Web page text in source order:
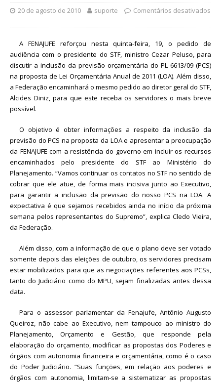
20 de agosto de 2010 suporte Comentários desativados
A FENAJUFE reforçou nesta quinta-feira, 19, o pedido de
audiência com o presidente do STF, ministro Cezar Peluso, para
discutir a inclusão da previsão orçamentária do PL 6613/09 (PCS)
na proposta de Lei Orçamentária Anual de 2011 (LOA). Além disso,
a Federação encaminhará o mesmo pedido ao diretor geral do STF,
Alcides Diniz, para que este receba os servidores o mais breve
possível.
O objetivo é obter informações a respeito da inclusão da
previsão do PCS na proposta da LOA e apresentar a preocupação
da FENAJUFE com a resistência do governo em incluir os recursos
encaminhados pelo presidente do STF ao Ministério do
Planejamento. “Vamos continuar os contatos no STF no sentido de
cobrar que ele atue, de forma mais incisiva junto ao Executivo,
para garantir a inclusão da previsão do nosso PCS na LOA. A
expectativa é que sejamos recebidos ainda no início da próxima
semana pelos representantes do Supremo”, explica Cledo Vieira,
da Federação.
Além disso, com a informação de que o plano deve ser votado
somente depois das eleições de outubro, os servidores precisam
estar mobilizados para que as negociações referentes aos PCSs,
tanto do Judiciário como do MPU, sejam finalizadas antes dessa
data.
Para o assessor parlamentar da Fenajufe, Antônio Augusto
Queiroz, não cabe ao Executivo, nem tampouco ao ministro do
Planejamento, Orçamento e Gestão, que responde pela
elaboração do orçamento, modificar as propostas dos Poderes e
órgãos com autonomia financeira e orçamentária, como é o caso
do Poder Judiciário. “Suas funções, em relação aos poderes e
órgãos com autonomia, limitam-se a sistematizar as propostas